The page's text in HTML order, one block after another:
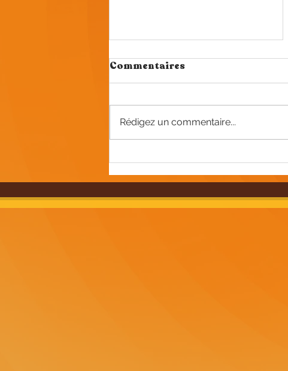
vintage dans l'Oise :
objets rétro et uniques
Commentaires
Rédigez un commentaire...